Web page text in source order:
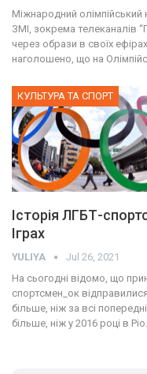
Міжнародний олімпійський
ЗМІ, зокрема телеканалів
через образи в своїх
наголошено, що на
КУЛЬТУРА ТА СПОРТ
Історія ЛГБТ-
Іграх
YULIYA Jul 26, 2021
На сьогодні відомо, що
спортсмен_ок відправилися
більше, ніж за всі попередні
більше, ніж у 2016 році в